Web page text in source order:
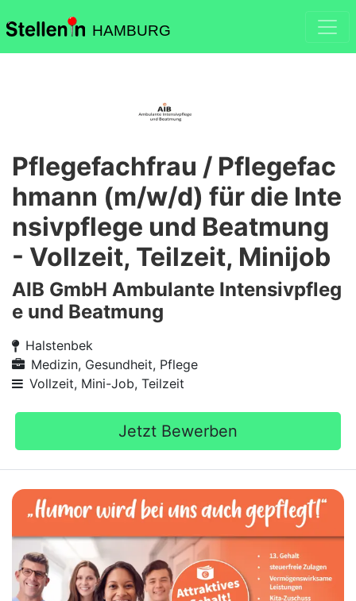
HAMBURG
Pflegefachfrau / Pflegefac
hmann (m/w/d) für die Inte
nsivpflege und Beatmung
- Vollzeit, Teilzeit, Minijob
AIB GmbH Ambulante Intensivpfleg
e und Beatmung
Halstenbek
Medizin, Gesundheit, Pflege
Vollzeit, Mini-Job, Teilzeit
Jetzt Bewerben